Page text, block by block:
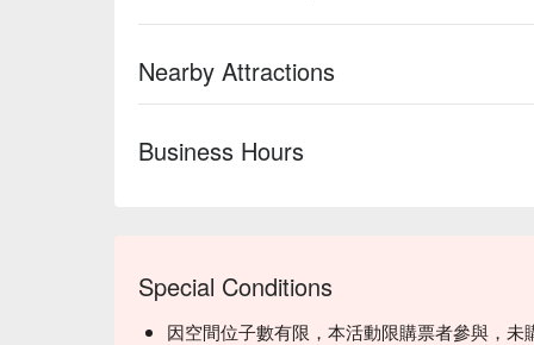
Nearby Attractions
Business Hours
Special Conditions
因空間位子數有限，本活動限購票者參與，未